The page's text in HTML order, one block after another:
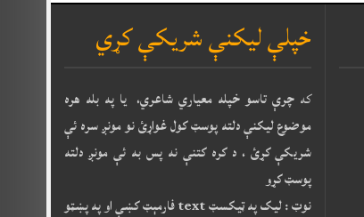
خپلې ليکنې شريکې کړي
که چرې تاسو خپله معياري شاعري، يا په بله هره
موضوع ليکنې دلته پوسټ کول غواړئ نو مونږ سره ئې
شريکې کړئ ، د کره کتنې نه پس به ئې مونږ دلته
پوسټ کړو
نوټ : ليک په ټيکسټ text فارمېټ کښې او په پښټو